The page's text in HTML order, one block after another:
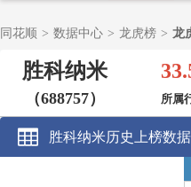
同花顺 > 数据中心 > 龙虎榜 > 龙
胜科纳米
（688757）
所属
胜科纳米历史上榜数据